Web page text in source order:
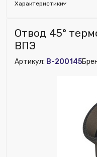
Характеристики
Наличие
Номенклатура:
Хомут
Отвод 45°
ВПЭ
Артикул: B-200145